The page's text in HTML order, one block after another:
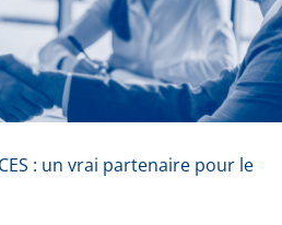
: un vrai partenaire pour le